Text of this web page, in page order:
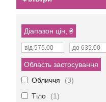
Діапазон цін, ₴
Область застосування
Обличчя
3
Тіло
1